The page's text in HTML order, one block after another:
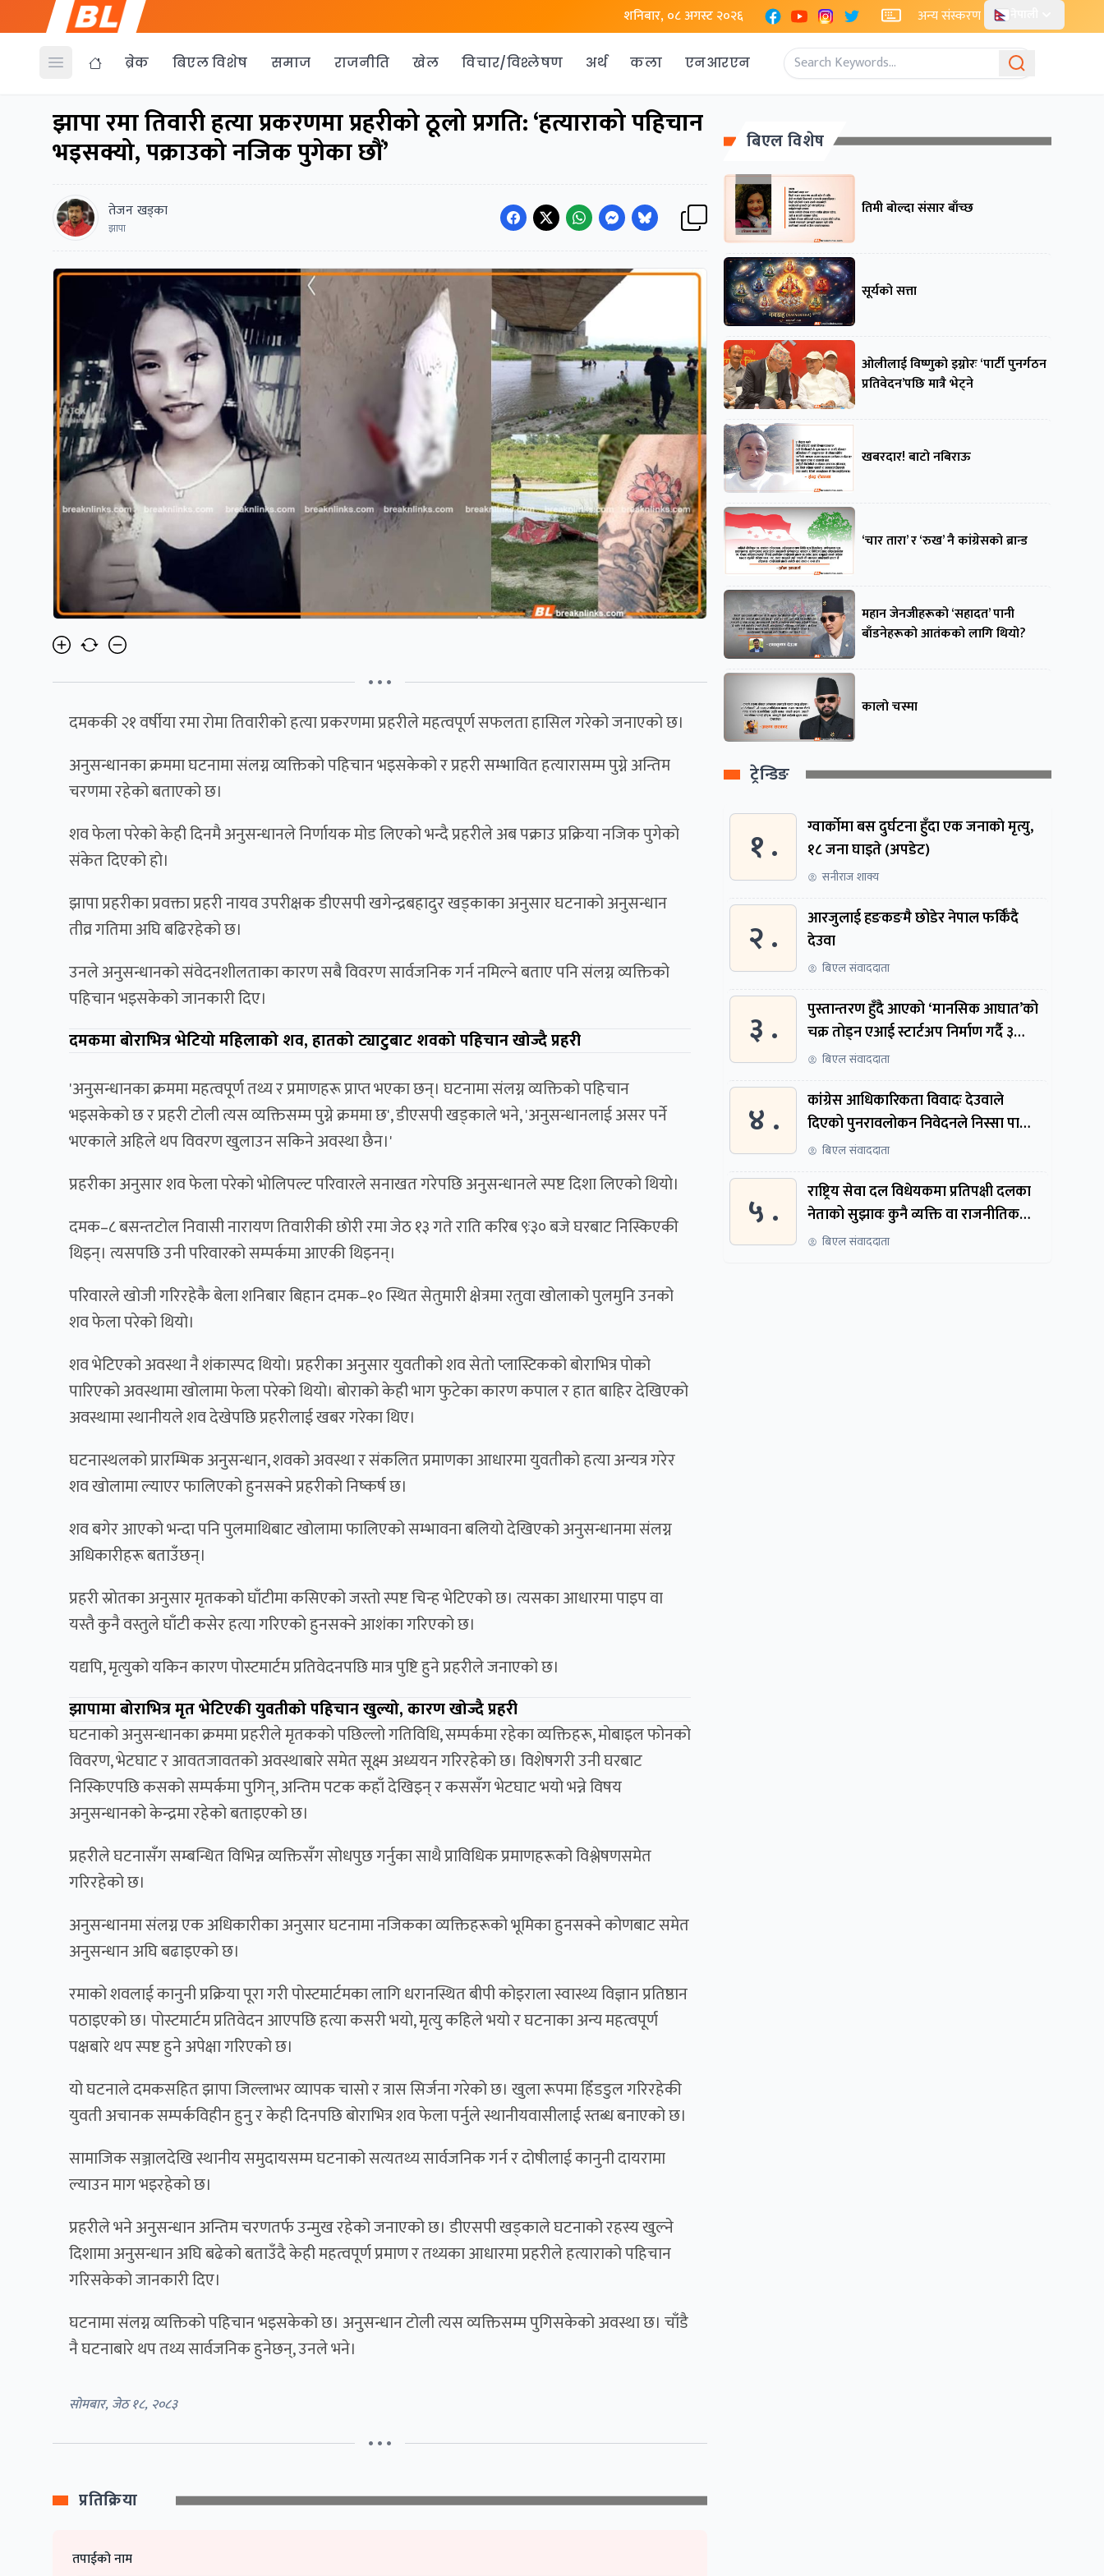
शनिबार, ०८ अगस्ट २०२६ FacebookYouTubeInstagram
X अन्य संस्करण
Open menu ब्रेक बिएल विशेष समाज राजनीति खेल विचार/विश्लेषण अर्थ कला एनआरएन
झापा रमा तिवारी हत्या प्रकरणमा प्रहरीको ठूलो प्रगति: ‘हत्याराको पहिचान
भइसक्यो, पक्राउको नजिक पुगेका छौं’
तेजन खड्का
झापा
• • •
दमककी २१ वर्षीया रमा रोमा तिवारीको हत्या प्रकरणमा प्रहरीले महत्वपूर्ण सफलता हासिल गरेको जनाएको छ।
अनुसन्धानका क्रममा घटनामा संलग्न व्यक्तिको पहिचान भइसकेको र प्रहरी सम्भावित हत्यारासम्म पुग्ने अन्तिम
चरणमा रहेको बताएको छ।
शव फेला परेको केही दिनमै अनुसन्धानले निर्णायक मोड लिएको भन्दै प्रहरीले अब पक्राउ प्रक्रिया नजिक पुगेको
संकेत दिएको हो।
झापा प्रहरीका प्रवक्ता प्रहरी नायव उपरीक्षक डीएसपी खगेन्द्रबहादुर खड्काका अनुसार घटनाको अनुसन्धान
तीव्र गतिमा अघि बढिरहेको छ।
उनले अनुसन्धानको संवेदनशीलताका कारण सबै विवरण सार्वजनिक गर्न नमिल्ने बताए पनि संलग्न व्यक्तिको
पहिचान भइसकेको जानकारी दिए।
दमकमा बोराभित्र भेटियो महिलाको शव, हातको ट्याटुबाट शवको पहिचान खोज्दै प्रहरी
'अनुसन्धानका क्रममा महत्वपूर्ण तथ्य र प्रमाणहरू प्राप्त भएका छन्। घटनामा संलग्न व्यक्तिको पहिचान
भइसकेको छ र प्रहरी टोली त्यस व्यक्तिसम्म पुग्ने क्रममा छ', डीएसपी खड्काले भने, 'अनुसन्धानलाई असर पर्ने
भएकाले अहिले थप विवरण खुलाउन सकिने अवस्था छैन।'
प्रहरीका अनुसार शव फेला परेको भोलिपल्ट परिवारले सनाखत गरेपछि अनुसन्धानले स्पष्ट दिशा लिएको थियो।
दमक–८ बसन्तटोल निवासी नारायण तिवारीकी छोरी रमा जेठ १३ गते राति करिब ९ः३० बजे घरबाट निस्किएकी
थिइन्। त्यसपछि उनी परिवारको सम्पर्कमा आएकी थिइनन्।
परिवारले खोजी गरिरहेकै बेला शनिबार बिहान दमक–१० स्थित सेतुमारी क्षेत्रमा रतुवा खोलाको पुलमुनि उनको
शव फेला परेको थियो।
शव भेटिएको अवस्था नै शंकास्पद थियो। प्रहरीका अनुसार युवतीको शव सेतो प्लास्टिकको बोराभित्र पोको
पारिएको अवस्थामा खोलामा फेला परेको थियो। बोराको केही भाग फुटेका कारण कपाल र हात बाहिर देखिएको
अवस्थामा स्थानीयले शव देखेपछि प्रहरीलाई खबर गरेका थिए।
घटनास्थलको प्रारम्भिक अनुसन्धान, शवको अवस्था र संकलित प्रमाणका आधारमा युवतीको हत्या अन्यत्र गरेर
शव खोलामा ल्याएर फालिएको हुनसक्ने प्रहरीको निष्कर्ष छ।
शव बगेर आएको भन्दा पनि पुलमाथिबाट खोलामा फालिएको सम्भावना बलियो देखिएको अनुसन्धानमा संलग्न
अधिकारीहरू बताउँछन्।
प्रहरी स्रोतका अनुसार मृतकको घाँटीमा कसिएको जस्तो स्पष्ट चिन्ह भेटिएको छ। त्यसका आधारमा पाइप वा
यस्तै कुनै वस्तुले घाँटी कसेर हत्या गरिएको हुनसक्ने आशंका गरिएको छ।
यद्यपि, मृत्युको यकिन कारण पोस्टमार्टम प्रतिवेदनपछि मात्र पुष्टि हुने प्रहरीले जनाएको छ।
झापामा बोराभित्र मृत भेटिएकी युवतीको पहिचान खुल्यो, कारण खोज्दै प्रहरी
घटनाको अनुसन्धानका क्रममा प्रहरीले मृतकको पछिल्लो गतिविधि, सम्पर्कमा रहेका व्यक्तिहरू, मोबाइल फोनको
विवरण, भेटघाट र आवतजावतको अवस्थाबारे समेत सूक्ष्म अध्ययन गरिरहेको छ। विशेषगरी उनी घरबाट
निस्किएपछि कसको सम्पर्कमा पुगिन्, अन्तिम पटक कहाँ देखिइन् र कससँग भेटघाट भयो भन्ने विषय
अनुसन्धानको केन्द्रमा रहेको बताइएको छ।
प्रहरीले घटनासँग सम्बन्धित विभिन्न व्यक्तिसँग सोधपुछ गर्नुका साथै प्राविधिक प्रमाणहरूको विश्लेषणसमेत
गरिरहेको छ।
अनुसन्धानमा संलग्न एक अधिकारीका अनुसार घटनामा नजिकका व्यक्तिहरूको भूमिका हुनसक्ने कोणबाट समेत
अनुसन्धान अघि बढाइएको छ।
रमाको शवलाई कानुनी प्रक्रिया पूरा गरी पोस्टमार्टमका लागि धरानस्थित बीपी कोइराला स्वास्थ्य विज्ञान प्रतिष्ठान
पठाइएको छ। पोस्टमार्टम प्रतिवेदन आएपछि हत्या कसरी भयो, मृत्यु कहिले भयो र घटनाका अन्य महत्वपूर्ण
पक्षबारे थप स्पष्ट हुने अपेक्षा गरिएको छ।
यो घटनाले दमकसहित झापा जिल्लाभर व्यापक चासो र त्रास सिर्जना गरेको छ। खुला रूपमा हिँडडुल गरिरहेकी
युवती अचानक सम्पर्कविहीन हुनु र केही दिनपछि बोराभित्र शव फेला पर्नुले स्थानीयवासीलाई स्तब्ध बनाएको छ।
सामाजिक सञ्जालदेखि स्थानीय समुदायसम्म घटनाको सत्यतथ्य सार्वजनिक गर्न र दोषीलाई कानुनी दायरामा
ल्याउन माग भइरहेको छ।
प्रहरीले भने अनुसन्धान अन्तिम चरणतर्फ उन्मुख रहेको जनाएको छ। डीएसपी खड्काले घटनाको रहस्य खुल्ने
दिशामा अनुसन्धान अघि बढेको बताउँदै केही महत्वपूर्ण प्रमाण र तथ्यका आधारमा प्रहरीले हत्याराको पहिचान
गरिसकेको जानकारी दिए।
घटनामा संलग्न व्यक्तिको पहिचान भइसकेको छ। अनुसन्धान टोली त्यस व्यक्तिसम्म पुगिसकेको अवस्था छ। चाँडै
नै घटनाबारे थप तथ्य सार्वजनिक हुनेछन्, उनले भने।
सोमबार, जेठ १८, २०८३
• • •
प्रतिक्रिया
तपाईको नाम
बिएल विशेष
तिमी बोल्दा संसार बाँच्छ
सूर्यको सत्ता
ओलीलाई विष्णुको इग्नोरः ‘पार्टी पुनर्गठन
प्रतिवेदन’पछि मात्रै भेट्ने
खबरदार! बाटो नबिराऊ
‘चार तारा’ र ‘रुख’ नै कांग्रेसको ब्रान्ड
महान जेनजीहरूको ‘सहादत’ पानी
बाँडनेहरूको आतंकको लागि थियो?
कालो चस्मा
ट्रेन्डिङ
१ .
ग्वार्काेमा बस दुर्घटना हुँदा एक जनाकाे मृत्यु,
१८ जना घाइते (अपडेट)
सनीराज शाक्य
२ .
आरजुलाई हङकङमै छोडेर नेपाल फर्किँदै
देउवा
बिएल संवाददाता
३ .
पुस्तान्तरण हुँदै आएको ‘मानसिक आघात’को
चक्र तोड्न एआई स्टार्टअप निर्माण गर्दै ३
नेपाली
बिएल संवाददाता
४ .
कांग्रेस आधिकारिकता विवादः देउवाले
दिएको पुनरावलोकन निवेदनले निस्सा पायो,
फेरि सुरुदेखि सुनुवाइ हुने
बिएल संवाददाता
५ .
राष्ट्रिय सेवा दल विधेयकमा प्रतिपक्षी दलका
नेताको सुझावः कुनै व्यक्ति वा राजनीतिक
नेतृत्वबाट निर्देशित हुने संस्था नबनोस्
बिएल संवाददाता